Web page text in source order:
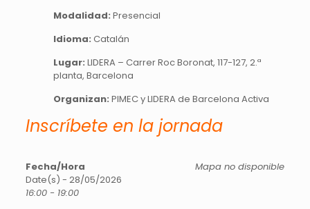
Modalidad: Presencial
Idioma: Catalán
Lugar: LIDERA – Carrer Roc Boronat, 117-127, 2.ª
planta, Barcelona
Organizan: PIMEC y LIDERA de Barcelona Activa
Inscríbete en la jornada
Mapa no disponible
Fecha/Hora
Date(s) - 28/05/2026
16:00 - 19:00